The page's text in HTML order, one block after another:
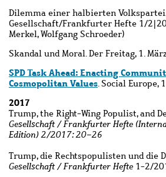
Dilemma einer halbierten
Gesellschaft/Frankfurter Hefte 1/2|
Merkel, Wolfgang Schroeder)
Skandal und Moral. Der Freitag, 1.
SPD Task Ahead: Enacting
Cosmopolitan Values.Social Europe,
2017
Trump, the Right-Wing Populist, and
Gesellschaft / Frankfurter Hefte
Edition) 2/2017: 20-26
Trump, die Rechtspopulisten und die
Gesellschaft / Frankfurter Hefte 1-2/